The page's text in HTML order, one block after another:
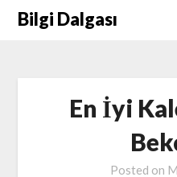
SkipBilgi Dalgası
En İyi
Posted on